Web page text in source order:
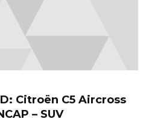
Citroën C5 Aircross
– SUV